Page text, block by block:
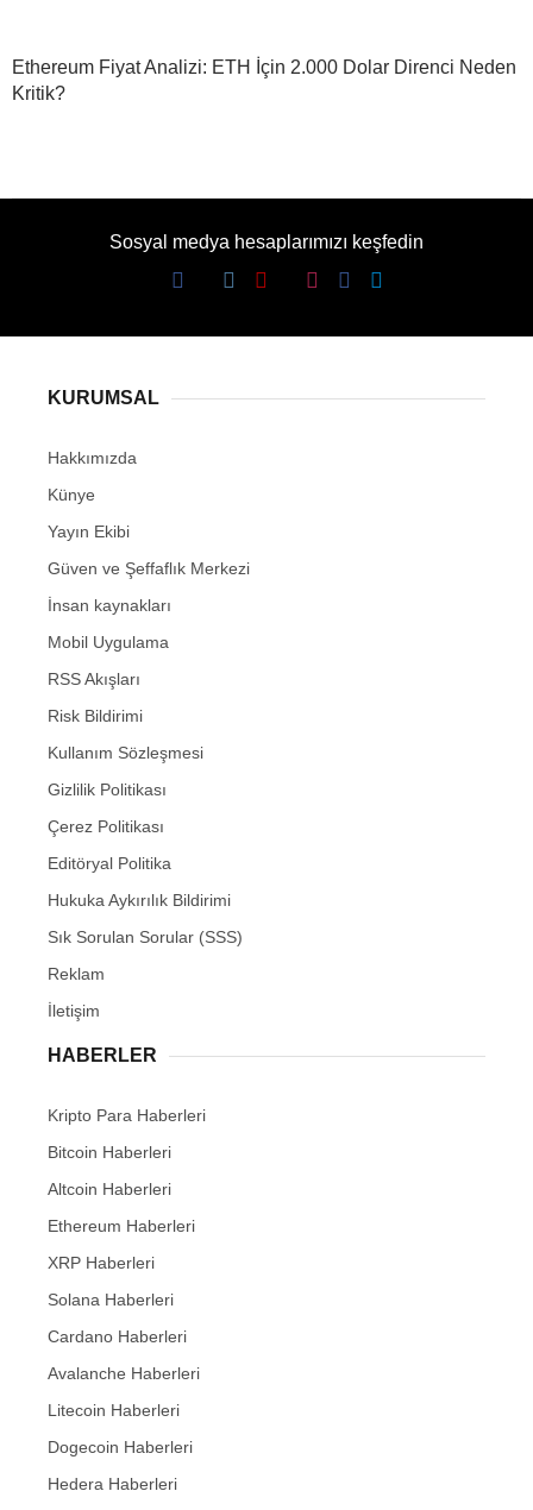
Ethereum Fiyat Analizi: ETH İçin 2.000 Dolar Direnci Neden
Kritik?
Sosyal medya hesaplarımızı keşfedin
KURUMSAL
Hakkımızda
Künye
Yayın Ekibi
Güven ve Şeffaflık Merkezi
İnsan kaynakları
Mobil Uygulama
RSS Akışları
Risk Bildirimi
Kullanım Sözleşmesi
Gizlilik Politikası
Çerez Politikası
Editöryal Politika
Hukuka Aykırılık Bildirimi
Sık Sorulan Sorular (SSS)
Reklam
İletişim
HABERLER
Kripto Para Haberleri
Bitcoin Haberleri
Altcoin Haberleri
Ethereum Haberleri
XRP Haberleri
Solana Haberleri
Cardano Haberleri
Avalanche Haberleri
Litecoin Haberleri
Dogecoin Haberleri
Hedera Haberleri